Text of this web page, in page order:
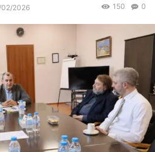
02/2026 0
150